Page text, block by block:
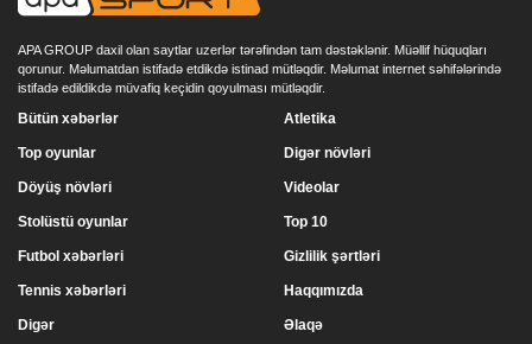
APA GROUP daxil olan saytlar uzerlər tərəfindən tam dəstəklənir. Müəllif hüquqları
qorunur. Məlumatdan istifadə etdikdə istinad mütləqdir. Məlumat internet səhifələrində
istifadə edildikdə müvafiq keçidin qoyulması mütləqdir.
Bütün xəbərlər
Top oyunlar
Döyüş növləri
Stolüstü oyunlar
Atletika
Digər növləri
Videolar
Top 10
Futbol xəbərləri
Tennis xəbərləri
Digər
Gizlilik şərtləri
Haqqımızda
Əlaqə